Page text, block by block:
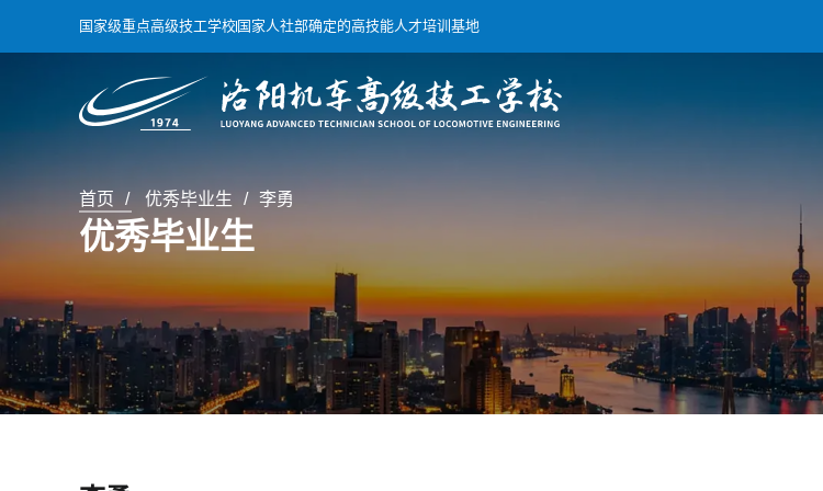
国家级重点高级技工学校 国家人社部确定的高技能人才培训基地
首页 优秀毕业生 李勇
优秀毕业生